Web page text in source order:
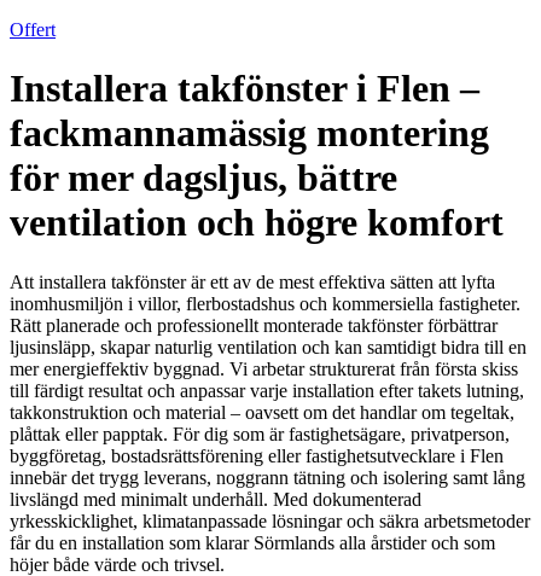
Offert
Installera takfönster i Flen –
fackmannamässig montering
för mer dagsljus, bättre
ventilation och högre komfort
Att installera takfönster är ett av de mest effektiva sätten att lyfta
inomhusmiljön i villor, flerbostadshus och kommersiella fastigheter.
Rätt planerade och professionellt monterade takfönster förbättrar
ljusinsläpp, skapar naturlig ventilation och kan samtidigt bidra till en
mer energieffektiv byggnad. Vi arbetar strukturerat från första skiss
till färdigt resultat och anpassar varje installation efter takets lutning,
takkonstruktion och material – oavsett om det handlar om tegeltak,
plåttak eller papptak. För dig som är fastighetsägare, privatperson,
byggföretag, bostadsrättsförening eller fastighetsutvecklare i Flen
innebär det trygg leverans, noggrann tätning och isolering samt lång
livslängd med minimalt underhåll. Med dokumenterad
yrkesskicklighet, klimatanpassade lösningar och säkra arbetsmetoder
får du en installation som klarar Sörmlands alla årstider och som
höjer både värde och trivsel.